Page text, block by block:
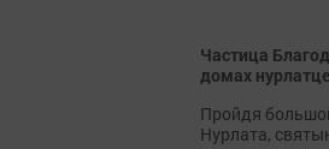
Частица
домах
Пройдя
Нурлата,